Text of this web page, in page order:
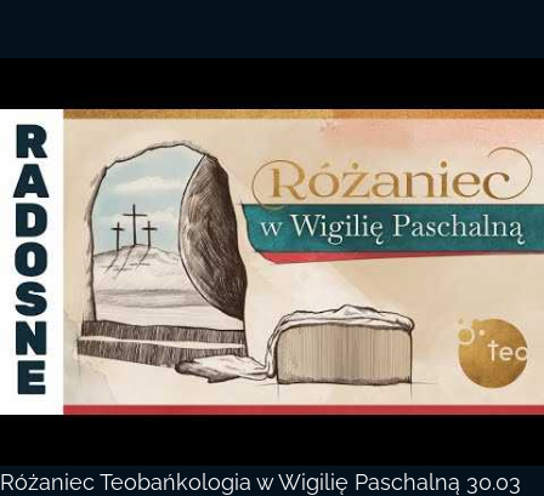
Różaniec Teobańkologia w Wigilię Paschalną 30.03